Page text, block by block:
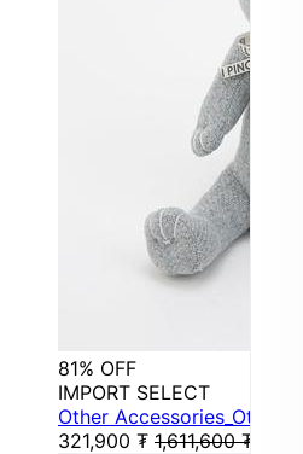
81% OFF
IMPORT SELECT
Other Accessories_Other
321,900 ₮ 1,611,600 ₮